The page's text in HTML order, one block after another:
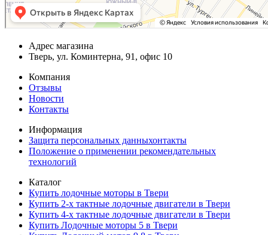
Адрес магазина
Тверь, ул. Коминтерна, 91, офис 10
Компания
Отзывы
Новости
Контакты
Информация
Защита персональных данныхонтакты
Положение о применении рекомендательных
технологий
Каталог
Купить лодочные моторы в Твери
Купить 2-х тактные лодочные двигатели в Твери
Купить 4-х тактные лодочные двигатели в Твери
Купить Лодочные моторы 5 в Твери